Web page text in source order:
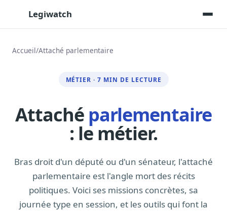
Legiwatch
Posez vos questions, réponses sourcées
Toutes les séances AN/Sénat transcrites
Synthèses IA
Résumés automatiques des dossiers longs
Veille des matinales radio
9 interviews politiques, analysées avant 10 h
Alertes personnalisées
Par dossier, personne, mot-clé
Accueil/Attaché parlementaire
MÉTIER · 7 MIN DE LECTURE
Attaché parlementaire
: le métier.
Bras droit d'un député ou d'un sénateur, l'attaché
parlementaire est l'angle mort des récits
politiques. Voici ses missions concrètes, sa
journée type en session, et les outils qui font la